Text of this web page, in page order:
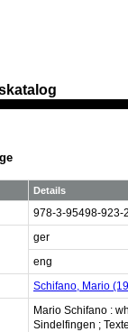
Details
978-3-95498-923-
ger
eng
Schifano, Mario
Mario Schifano :
Sindelfingen ;